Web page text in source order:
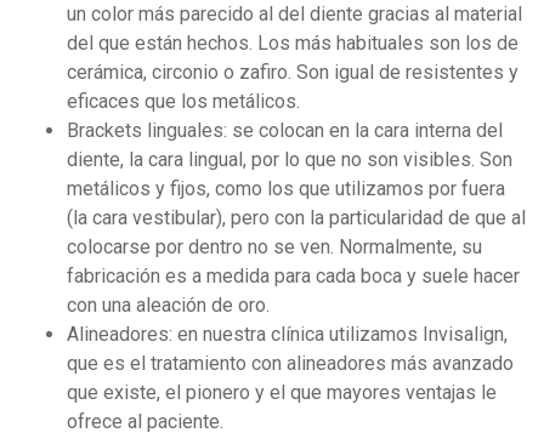
un color más parecido al del diente gracias al material
del que están hechos. Los más habituales son los de
cerámica, circonio o zafiro. Son igual de resistentes y
eficaces que los metálicos.
Brackets linguales: se colocan en la cara interna del
diente, la cara lingual, por lo que no son visibles. Son
metálicos y fijos, como los que utilizamos por fuera
(la cara vestibular), pero con la particularidad de que al
colocarse por dentro no se ven. Normalmente, su
fabricación es a medida para cada boca y suele hacer
con una aleación de oro.
Alineadores: en nuestra clínica utilizamos Invisalign,
que es el tratamiento con alineadores más avanzado
que existe, el pionero y el que mayores ventajas le
ofrece al paciente.